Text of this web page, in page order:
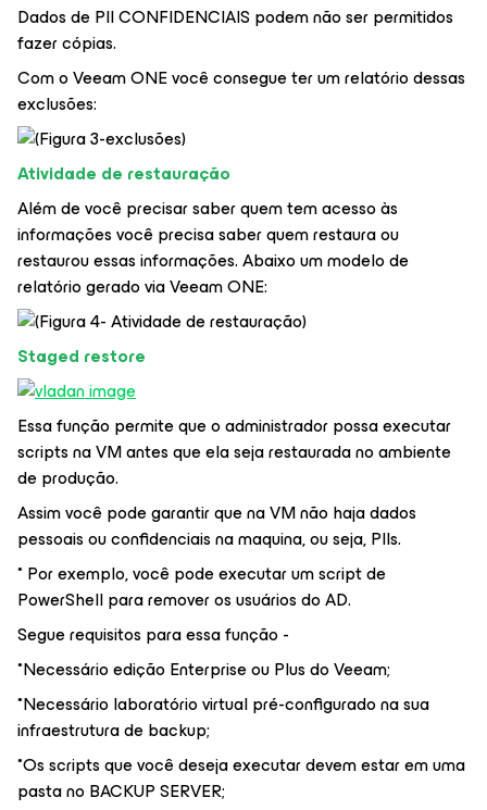
Dados de PII CONFIDENCIAIS podem não ser permitidos
fazer cópias.
Com o Veeam ONE você consegue ter um relatório dessas
exclusões:
Atividade de restauração
Além de você precisar saber quem tem acesso às
informações você precisa saber quem restaura ou
restaurou essas informações. Abaixo um modelo de
relatório gerado via Veeam ONE:
Staged restore
Essa função permite que o administrador possa executar
scripts na VM antes que ela seja restaurada no ambiente
de produção.
Assim você pode garantir que na VM não haja dados
pessoais ou confidenciais na maquina, ou seja, PIIs.
* Por exemplo, você pode executar um script de
PowerShell para remover os usuários do AD.
Segue requisitos para essa função -
*Necessário edição Enterprise ou Plus do Veeam;
*Necessário laboratório virtual pré-configurado na sua
infraestrutura de backup;
*Os scripts que você deseja executar devem estar em uma
pasta no BACKUP SERVER;